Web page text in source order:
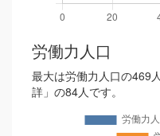
労働力人口
最大は労働力人口の469
詳」の84人です。